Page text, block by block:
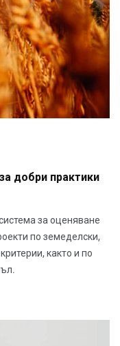
добри практики
за оценяване
по земеделски,
както и по